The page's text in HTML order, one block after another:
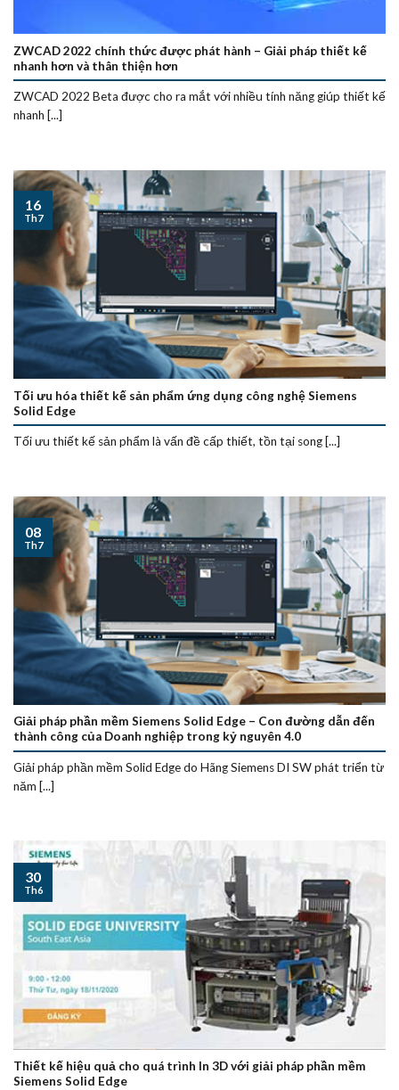
ZWCAD 2022 chính thức được phát hành – Giải pháp thiết kế
nhanh hơn và thân thiện hơn
ZWCAD 2022 Beta được cho ra mắt với nhiều tính năng giúp thiết kế
nhanh [...]
Tối ưu hóa thiết kế sản phẩm ứng dụng công nghệ Siemens
Solid Edge
Tối ưu thiết kế sản phẩm là vấn đề cấp thiết, tồn tại song [...]
16
Th7
Giải pháp phần mềm Siemens Solid Edge – Con đường dẫn đến
thành công của Doanh nghiệp trong kỷ nguyên 4.0
Giải pháp phần mềm Solid Edge do Hãng Siemens DI SW phát triển từ
năm [...]
08
Th7
Thiết kế hiệu quả cho quá trình In 3D với giải pháp phần mềm
Siemens Solid Edge
30
Th6